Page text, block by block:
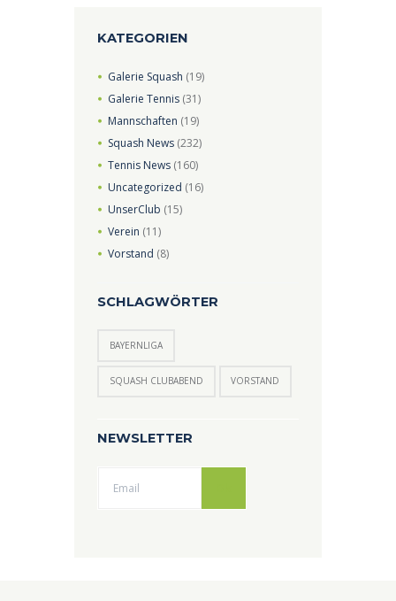
KATEGORIEN
Galerie Squash (19)
Galerie Tennis (31)
Mannschaften (19)
Squash News (232)
Tennis News (160)
Uncategorized (16)
UnserClub (15)
Verein (11)
Vorstand (8)
SCHLAGWÖRTER
BAYERNLIGA
SQUASH CLUBABEND VORSTAND
NEWSLETTER